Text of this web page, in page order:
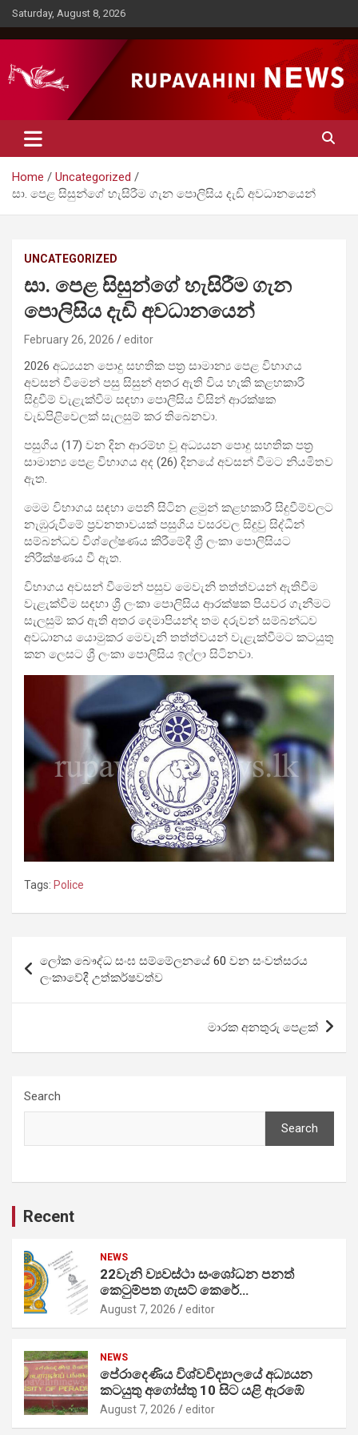
Skip
to
content
Saturday, August 8, 2026
Rupavahini News
Home
Uncategorized
සා. පෙළ සිසුන්ගේ හැසිරීම ගැන පොලිසිය දැඩි අවධානයෙන්
UNCATEGORIZED
සා. පෙළ සිසුන්ගේ හැසිරීම ගැන
පොලිසිය දැඩි අවධානයෙන්
February 26, 2026 editor
2026 අධ්‍යයන පොදු සහතික පත්‍ර සාමාන්‍ය පෙළ විභාගය
අවසන් වීමෙන් පසු සිසුන් අතර ඇති විය හැකි කළහකාරී
සිදුවීම් වැළැක්වීම සඳහා පොලීසිය විසින් ආරක්ෂක
වැඩපිළිවෙලක් සැලසුම් කර තිබෙනවා.
පසුගිය (17) වන දින ආරම්භ වූ අධ්‍යයන පොදු සහතික පත්‍ර
සාමාන්‍ය පෙළ විභාගය අද (26) දිනයේ අවසන් වීමට නියමිතව
ඇත.
මෙම විභාගය සඳහා පෙනී සිටින ළමුන් කළහකාරී සිදුවීම්වලට
නැඹුරුවීමේ ප්‍රවනතාවයක් පසුගිය වසරවල සිදුවු සිද්ධීන්
සම්බන්ධව විශ්ලේෂණය කිරීමේදී ශ්‍රී ලංකා පොලිසියට
නිරීක්ෂණය වී ඇත.
විභාගය අවසන් වීමෙන් පසුව මෙවැනි තත්ත්වයන් ඇතිවීම
වැළැක්වීම සඳහා ශ්‍රී ලංකා පොලිසිය ආරක්ෂක පියවර ගැනීමට
සැලසුම් කර ඇති අතර දෙමාපියන්ද තම දරුවන් සම්බන්ධව
අවධානය යොමුකර මෙවැනි තත්ත්වයන් වැළැක්වීමට කටයුතු
කන ලෙසට ශ්‍රී ලංකා පොලිසිය ඉල්ලා සිටිනවා.
Tags: Police
navigation
ලෝක බෞද්ධ සංඝ සම්මේලනයේ 60 වන සංවත්සරය
ලංකාවේදී උත්කර්ෂවත්ව
මාරක අනතුරු පෙළක්
Search
Search
Recent
NEWS
22වැනි ව්‍යවස්ථා සංශෝධන පනත්
කෙටුම්පත ගැසට් කෙරේ…
August 7, 2026 editor
NEWS
පේරාදෙණිය විශ්වවිද්‍යාලයේ අධ්‍යයන
කටයුතු අගෝස්තු 10 සිට යළි ඇරඹේ
August 7, 2026 editor